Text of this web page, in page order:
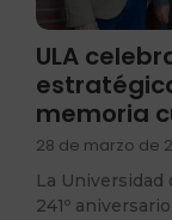
ULA
memoria
28 de marzo de
La Universidad
241º